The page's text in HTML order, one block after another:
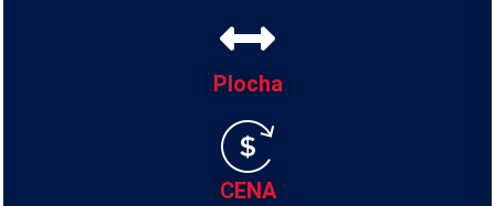
Plocha
CENA